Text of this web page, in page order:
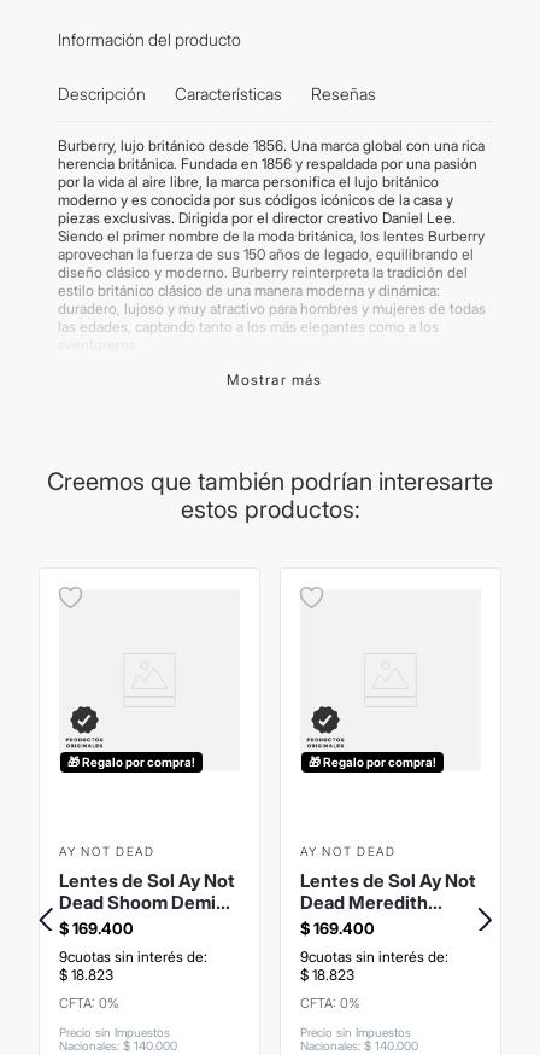
Información del producto
Descripción Características Reseñas
Burberry, lujo británico desde 1856. Una marca global con una rica
herencia británica. Fundada en 1856 y respaldada por una pasión
por la vida al aire libre, la marca personifica el lujo británico
moderno y es conocida por sus códigos icónicos de la casa y
piezas exclusivas. Dirigida por el director creativo Daniel Lee.
Siendo el primer nombre de la moda británica, los lentes Burberry
aprovechan la fuerza de sus 150 años de legado, equilibrando el
diseño clásico y moderno. Burberry reinterpreta la tradición del
estilo británico clásico de una manera moderna y dinámica:
duradero, lujoso y muy atractivo para hombres y mujeres de todas
las edades, captando tanto a los más elegantes como a los
aventureros.
Calibre: 55
Puente: 20mm
del proveedor. Las medidas son brindadas por el proveedor y son
Mostrar más
Creemos que también podrían interesarte
estos productos:
🎁 Regalo por compra!
AY NOT DEAD
Lentes de Sol Ay Not
Dead Shoom Demi
Marrón Mate
Polarizado
$169.400
9cuotas sin interés de:
$ 18.823
CFTA: 0%
Precio sin Impuestos
Nacionales: $ 140000
🎁 Regalo por compra!
AY NOT DEAD
Lentes de Sol Ay Not
Dead Meredith
Negro Brillo Gris
Polarizado
$169.400
9cuotas sin interés de:
$ 18.823
CFTA: 0%
Precio sin Impuestos
Nacionales: $ 140000